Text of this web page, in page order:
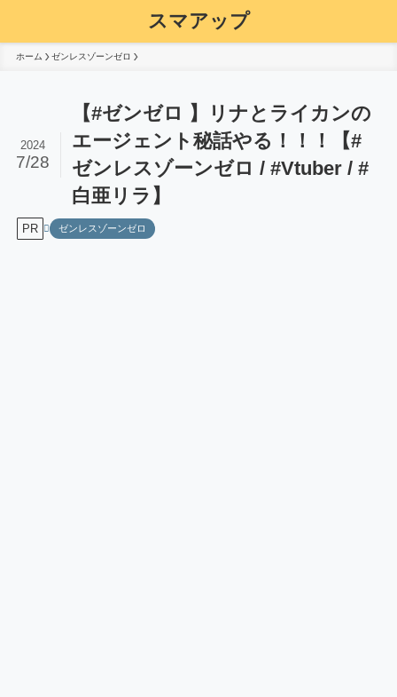
スマアップ
ホーム ゼンレスゾーンゼロ
【#ゼンゼロ 】リナとライカンの
エージェント秘話やる！！！【#
ゼンレスゾーンゼロ / #Vtuber / #
白亜リラ】
2024
7/28
PR ゼンレスゾーンゼロ